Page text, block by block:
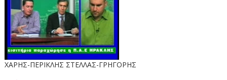
ΧΑΡΗΣ-ΠΕΡΙΚΛΗΣ ΣΤΕΛΛΑΣ-ΓΡΗΓΟΡΗΣ